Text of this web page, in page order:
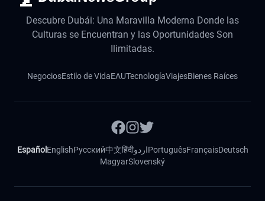
Descubre Dubái: Una Maravilla Moderna Donde las
Culturas se Encuentran y las Oportunidades Son
Ilimitadas.
NegociosEstilo de VidaEAUTecnologíaViajesBienes Raíces
Español EnglishРусский中文हिंदीاردوPortuguêsFrançaisDeutsch
MagyarSlovenský